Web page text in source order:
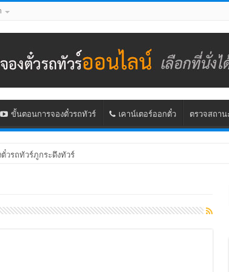
ขั้นตอนการจองตั๋วรถทัวร์ เคาน์เตอร์ออกตั๋ว ตรวจสถาน
ตั๋วรถทัวร์ภูกระดึงทัวร์